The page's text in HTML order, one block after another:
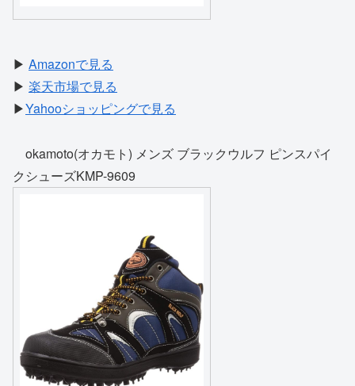
▶ Amazonで見る
▶ 楽天市場で見る
▶Yahooショッピングで見る
okamoto(オカモト) メンズ ブラックウルフ ピンスパイ
クシューズKMP-9609